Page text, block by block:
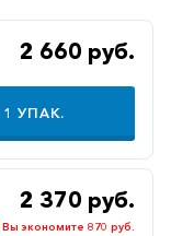
2 660 руб.
1 УПАК.
2 370 руб.
Вы экономите 870 руб.